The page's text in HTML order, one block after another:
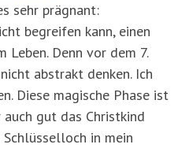
sehr prägnant:
begreifen kann, einen
Leben. Denn vor dem 7.
abstrakt denken. Ich
Diese magische Phase ist
gut das Christkind
in mein